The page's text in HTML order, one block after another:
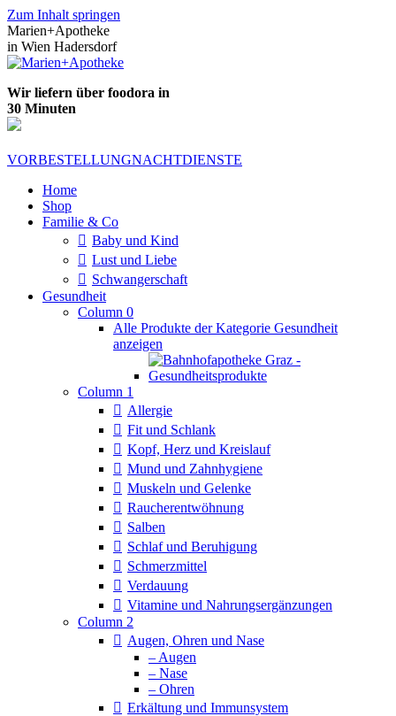
Zum Inhalt springen
Marien+Apotheke
in Wien Hadersdorf
Wir liefern über foodora in
30 Minuten
VORBESTELLUNGNACHTDIENSTE
Home
Shop
Familie & Co
Baby und Kind
Lust und Liebe
Schwangerschaft
Gesundheit
Column 0
Alle Produkte der Kategorie Gesundheit
anzeigen
Column 1
Allergie
Fit und Schlank
Kopf, Herz und Kreislauf
Mund und Zahnhygiene
Muskeln und Gelenke
Raucherentwöhnung
Salben
Schlaf und Beruhigung
Schmerzmittel
Verdauung
Vitamine und Nahrungsergänzungen
Column 2
Augen, Ohren und Nase
– Augen
– Nase
– Ohren
Erkältung und Immunsystem